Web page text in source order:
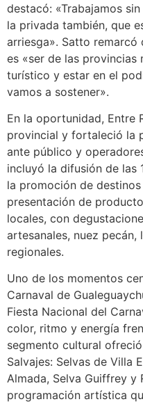
destacó: «Trabajamos
la privada también, que
arriesga». Satto remarcó
es «ser de las provincias
turístico y estar en el
vamos a sostener».
En la oportunidad, Entre
provincial y fortaleció la
ante público y
incluyó la difusión de las
la promoción de
presentación de
locales, con
artesanales, nuez
regionales.
Uno de los momentos
Carnaval de
Fiesta Nacional del
color, ritmo y energía
segmento cultural
Salvajes: Selvas de Villa
Almada, Selva Guiffrey y
programación artística